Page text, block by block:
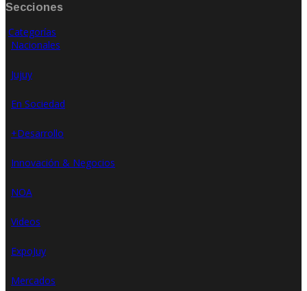
Secciones
Categorías
Nacionales
Jujuy
En Sociedad
+Desarrollo
Innovación & Negocios
NOA
Videos
ExpoJuy
Mercados